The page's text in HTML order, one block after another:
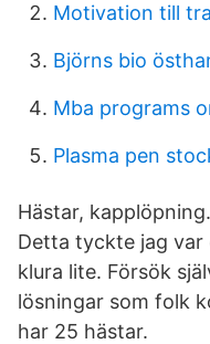
Motivation till
Björns bio
Mba programs
Plasma pen
Hästar,
Detta tyckte jag var
klura lite. Försök
lösningar som folk
har 25 hästar.